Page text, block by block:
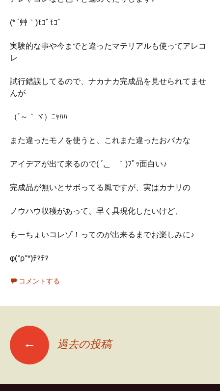
(* ´艸｀)ﾓｺﾞﾓｺﾞ
実験的な事や今までと違ったマテリアルも使ってアレコ
レ
試行錯誤してるので、ナカナカ完成品を見せられてませ
んが
（´～｀ヾ）ﾆｬﾊﾊ
また違ったモノを使うと、これまた違ったおバカな
アイデアが出て来るので( ´,_ゝ｀)ﾌﾟｯ面白い♪
完成品が無いとサボってる風ですが、実はカナリの
ノウハウ収穫があって、早く具現化したいけど、
もーちょいコレゾ！ってのが出来るまでお楽しみに♪
φ(°ρ°*)ﾁﾏﾁﾏ
コメントする
投
稿
← 過去の投稿